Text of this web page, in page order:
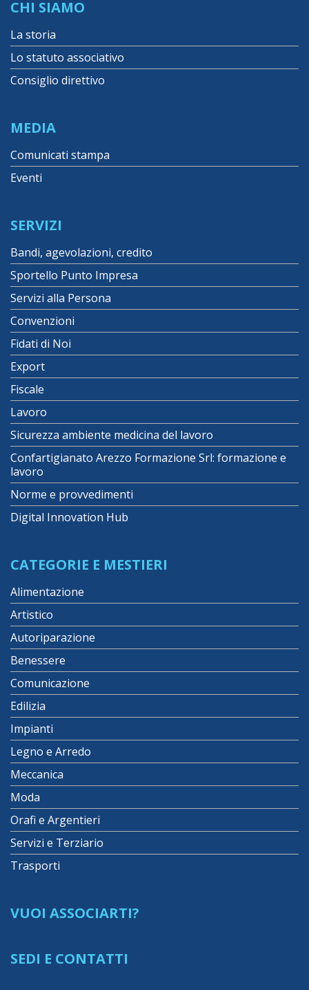
CHI SIAMO
La storia
Lo statuto associativo
Consiglio direttivo
MEDIA
Comunicati stampa
Eventi
SERVIZI
Bandi, agevolazioni, credito
Sportello Punto Impresa
Servizi alla Persona
Convenzioni
Fidati di Noi
Export
Fiscale
Lavoro
Sicurezza ambiente medicina del lavoro
Confartigianato Arezzo Formazione Srl: formazione e
lavoro
Norme e provvedimenti
Digital Innovation Hub
CATEGORIE E MESTIERI
Alimentazione
Artistico
Autoriparazione
Benessere
Comunicazione
Edilizia
Impianti
Legno e Arredo
Meccanica
Moda
Orafi e Argentieri
Servizi e Terziario
Trasporti
VUOI ASSOCIARTI?
SEDI E CONTATTI